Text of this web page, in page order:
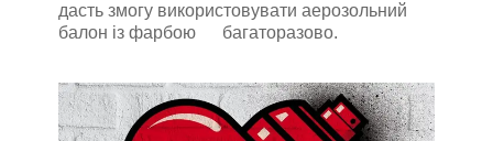
дасть змогу використовувати аерозольний
балон із фарбою багаторазово.